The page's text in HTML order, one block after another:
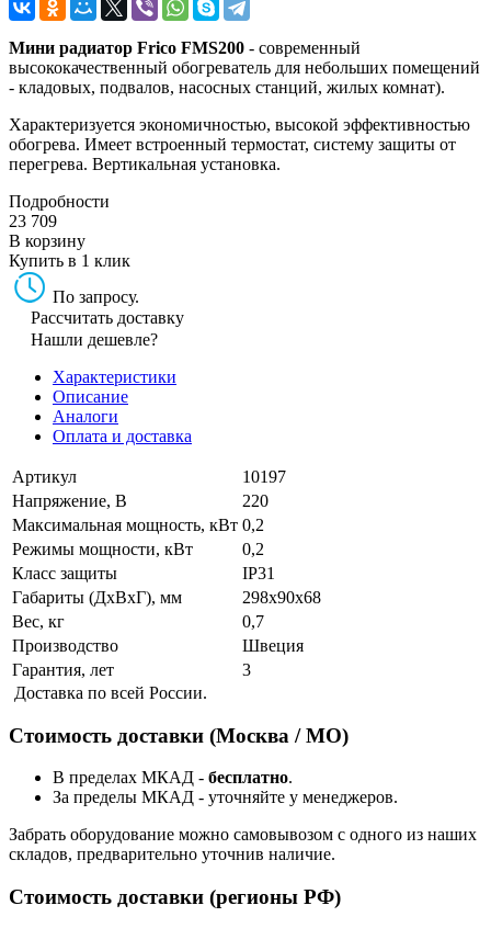
Мини радиатор Frico FMS200 - современный
высококачественный обогреватель для небольших помещений
- кладовых, подвалов, насосных станций, жилых комнат).
Характеризуется экономичностью, высокой эффективностью
обогрева. Имеет встроенный термостат, систему защиты от
перегрева. Вертикальная установка.
Подробности
23 709
В корзину
Купить в 1 клик
По запросу.
Рассчитать доставку
Нашли дешевле?
Характеристики
Описание
Аналоги
Оплата и доставка
Артикул
10197
Напряжение, В
220
Максимальная мощность, кВт 0,2
Режимы мощности, кВт
0,2
Класс защиты
IP31
Габариты (ДхВхГ), мм
298x90x68
Вес, кг
0,7
Производство
Швеция
Гарантия, лет
3
Доставка по всей России.
Стоимость доставки (Москва / МО)
В пределах МКАД - бесплатно.
За пределы МКАД - уточняйте у менеджеров.
Забрать оборудование можно самовывозом с одного из наших
складов, предварительно уточнив наличие.
Стоимость доставки (регионы РФ)